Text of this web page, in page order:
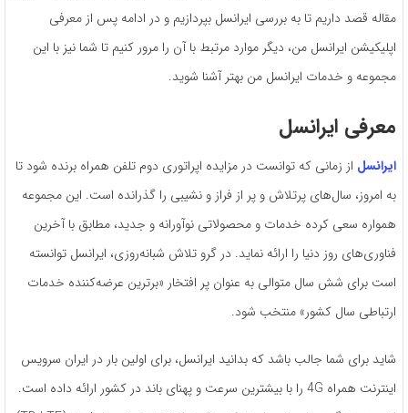
مقاله قصد داریم تا به بررسی ایرانسل بپردازیم و در ادامه پس از معرفی
اپلیکیشن ایرانسل من، دیگر موارد مرتبط با آن را مرور کنیم تا شما نیز با این
مجموعه و خدمات ایرانسل من بهتر آشنا شوید.
معرفی ایرانسل
ایرانسل از زمانی که توانست در مزایده اپراتوری دوم تلفن همراه برنده شود تا
به امروز، سال‌های پرتلاش و پر از فراز و نشیبی را گذرانده‌ است. این مجموعه
همواره سعی کرده‌ خدمات و محصولاتی نوآورانه و جدید، مطابق با آخرین
فناوری‌های روز دنیا را ارائه نماید. در گرو تلاش شبانه‌روزی، ایرانسل توانسته
است برای شش سال متوالی به عنوان پر افتخار «برترین عرضه‌کننده خدمات
ارتباطی سال کشور» منتخب شود.
شاید برای شما جالب باشد که بدانید ایرانسل، برای اولین بار در ایران سرویس
اینترنت همراه 4G را با بیشترین سرعت و پهنای باند در کشور ارائه داده است.